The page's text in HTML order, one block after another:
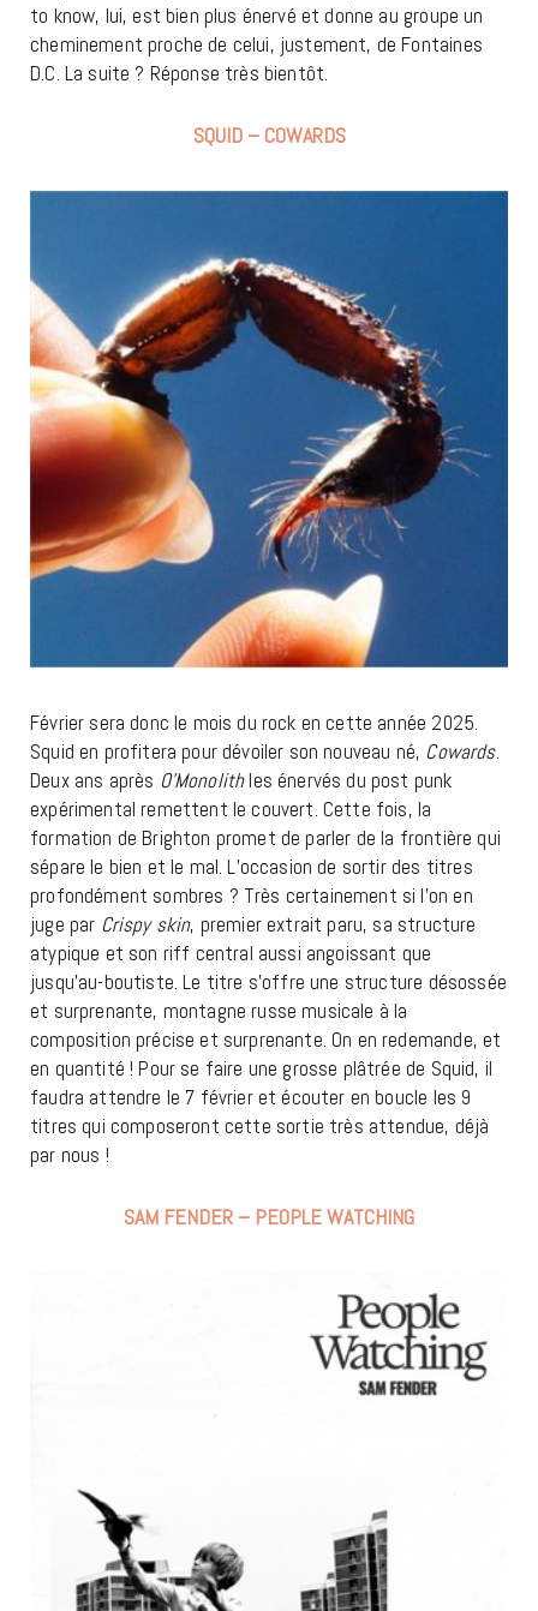
to know, lui, est bien plus énervé et donne au groupe un
cheminement proche de celui, justement, de Fontaines
D.C. La suite ? Réponse très bientôt.
SQUID – COWARDS
Février sera donc le mois du rock en cette année 2025.
Squid en profitera pour dévoiler son nouveau né, Cowards.
Deux ans après O’Monolithles énervés du post punk
expérimental remettent le couvert. Cette fois, la
formation de Brighton promet de parler de la frontière qui
sépare le bien et le mal. L’occasion de sortir des titres
profondément sombres ? Très certainement si l’on en
juge par Crispy skin, premier extrait paru, sa structure
atypique et son riff central aussi angoissant que
jusqu’au-boutiste. Le titre s’offre une structure désossée
et surprenante, montagne russe musicale à la
composition précise et surprenante. On en redemande, et
en quantité ! Pour se faire une grosse plâtrée de Squid, il
faudra attendre le 7 février et écouter en boucle les 9
titres qui composeront cette sortie très attendue, déjà
par nous !
SAM FENDER – PEOPLE WATCHING